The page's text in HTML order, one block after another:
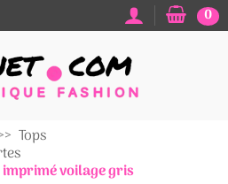
0
Tops
voilage gris